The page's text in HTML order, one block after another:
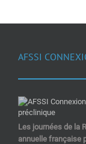
AFSSI
Les journées de la
annuelle française